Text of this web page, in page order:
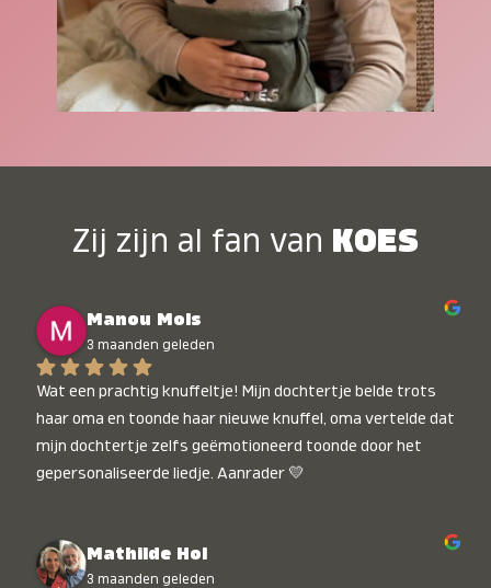
Zij zijn al fan van KOES
Manou Mols
3 maanden geleden
Wat een prachtig knuffeltje! Mijn dochtertje belde trots
haar oma en toonde haar nieuwe knuffel, oma vertelde dat
mijn dochtertje zelfs geëmotioneerd toonde door het
gepersonaliseerde liedje. Aanrader 💛
Mathilde Hol
3 maanden geleden